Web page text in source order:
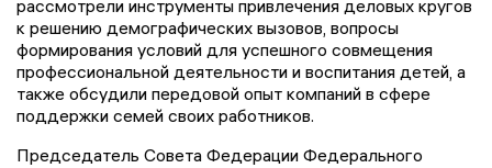
рассмотрели инструменты привлечения деловых кругов
к решению демографических вызовов, вопросы
формирования условий для успешного совмещения
профессиональной деятельности и воспитания детей, а
также обсудили передовой опыт компаний в сфере
поддержки семей своих работников.
Председатель Совета Федерации Федерального